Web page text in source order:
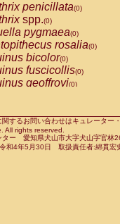
pithecia(0)
Cercocebus agilis
Cercocebus
Cercocebus
Cercocebus
Cercocebus
Cercocebushybrid
Papio anubis(0)
Papio cynocephalus
Papio hamadryas(0)
penicillata(0)
spp.(0)
pygmaea(0)
rosalia(0)
bicolor(0)
fuscicollis(0)
geoffroyi(0)
leucopus(0)
midas(0)
mystax(0)
するお問い合わせはキュレータ
rights reserved.
ター 愛知県犬山市大字犬山字官
和4年5月30日 取扱責任者:綿貫宏